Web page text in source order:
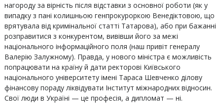
нагороду за вірність після відставки з основної роботи (як у
випадку з пані колишньою генпрокуроркою Венедіктовою, що
врятувала від кримінальної статті Татарова), або при бажанні
розправитися з конкурентом, вивівши його за межі
національного інформаційного поля (наш привіт генералу
Валерію Залужному). Правда, у нового міністра є можливість
попрацювати на країну й дати ректорові Київського
національного університету імені Тараса Шевченко ділову
фінансову пораду ліквідувати Інститут міжнародних відносин.
Свої люди в Україні — це професія, а дипломат — ні.